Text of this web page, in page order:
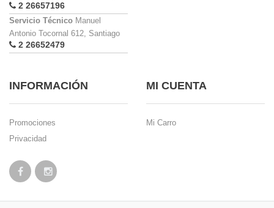
2 26657196
Servicio Técnico Manuel
Antonio Tocornal 612, Santiago
2 26652479
INFORMACIÓN
Promociones
Privacidad
MI CUENTA
Mi Carro